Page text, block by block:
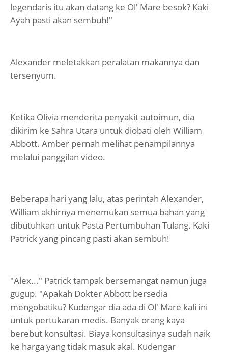
legendaris itu akan datang ke Ol' Mare besok? Kaki
Ayah pasti akan sembuh!"
Alexander meletakkan peralatan makannya dan
tersenyum.
Ketika Olivia menderita penyakit autoimun, dia
dikirim ke Sahra Utara untuk diobati oleh William
Abbott. Amber pernah melihat penampilannya
melalui panggilan video.
Beberapa hari yang lalu, atas perintah Alexander,
William akhirnya menemukan semua bahan yang
dibutuhkan untuk Pasta Pertumbuhan Tulang. Kaki
Patrick yang pincang pasti akan sembuh!
"Alex..." Patrick tampak bersemangat namun juga
gugup. "Apakah Dokter Abbott bersedia
mengobatiku? Kudengar dia ada di Ol' Mare kali ini
untuk pertukaran medis. Banyak orang kaya
berebut konsultasi. Biaya konsultasinya sudah naik
ke harga yang tidak masuk akal. Kudengar